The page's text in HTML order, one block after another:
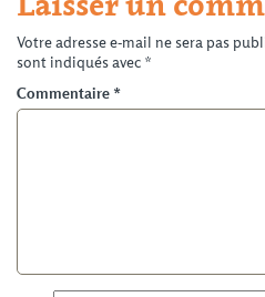
Votre adresse e-mail ne sera pas
sont indiqués avec *
Commentaire *